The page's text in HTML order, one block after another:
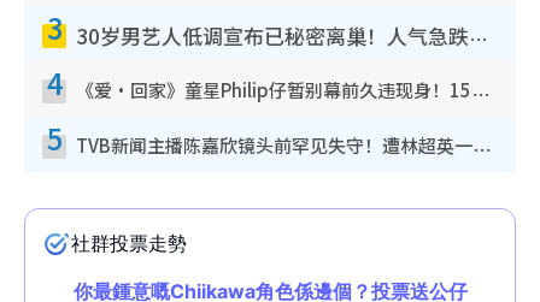
3 30岁男艺人低调宣布已秘密离巢！人气急跌变失踪人口：“这几年过得并不容易”
4 《爱·回家》童星Philip仔暂别幕前久违现身！15岁近况暴风成长长高变帅气少年
5 TVB新闻主播陈嘉欣镜头前罕见失守！遭林超英一句话突袭吓坏当场大笑